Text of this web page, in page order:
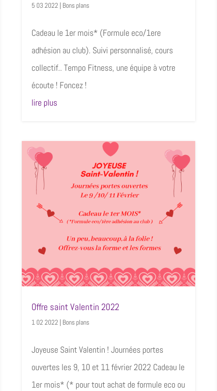
5 03 2022 | Bons plans
Cadeau le 1er mois* (Formule eco/1ere
adhésion au club). Suivi personnalisé, cours
collectif.. Tempo Fitness, une équipe à votre
écoute ! Foncez !
lire plus
Offre saint Valentin 2022
1 02 2022 | Bons plans
Joyeuse Saint Valentin ! Journées portes
ouvertes les 9, 10 et 11 février 2022 Cadeau le
1er mois* (* pour tout achat de formule eco ou